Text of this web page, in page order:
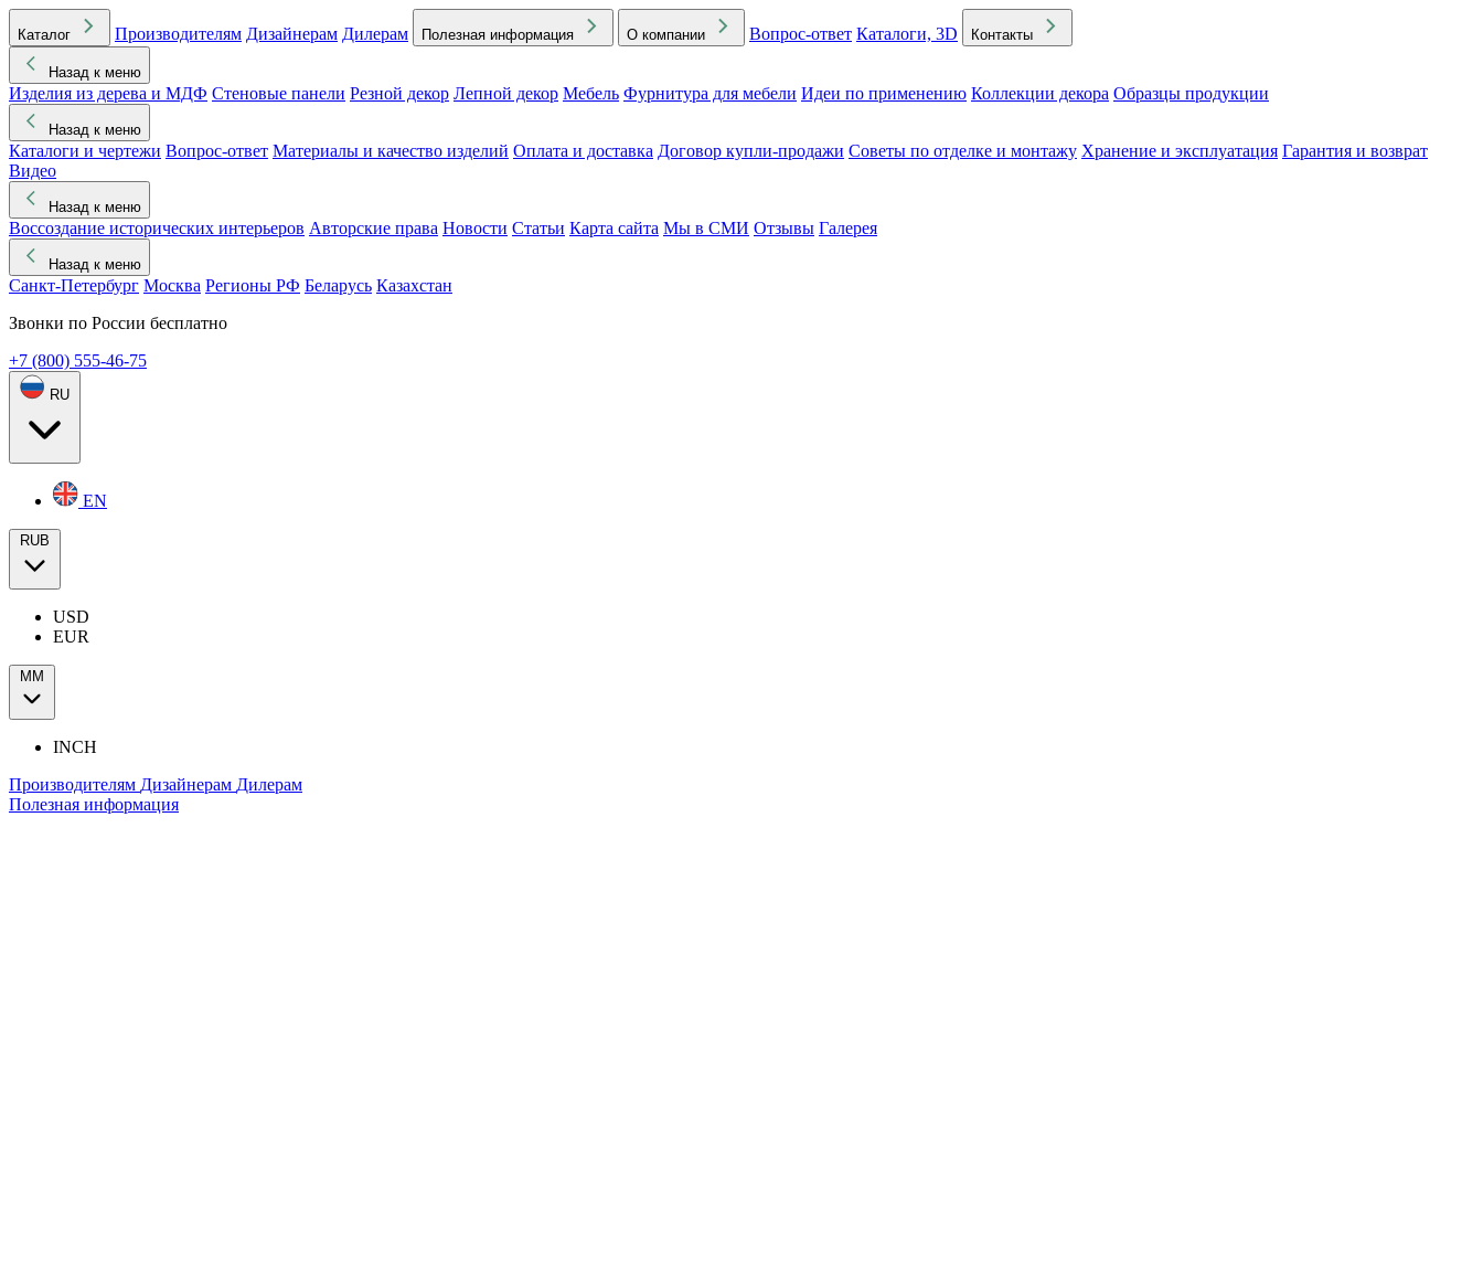
Каталог Производителям Дизайнерам Дилерам Полезная информация О компании Вопрос-ответ Каталоги, 3D Контакты
Назад к меню
Изделия из дерева и МДФ Стеновые панели Резной декор Лепной декор Мебель Фурнитура для мебели Идеи по применению Коллекции декора Образцы продукции
Назад к меню
Каталоги и чертежи Вопрос-ответ Материалы и качество изделий Оплата и доставка Договор купли-продажи Советы по отделке и монтажу Хранение и эксплуатация Гарантия и возврат
Видео
Назад к меню
Воссоздание исторических интерьеров Авторские права Новости Статьи Карта сайта Мы в СМИ Отзывы Галерея
Назад к меню
Санкт-Петербург Москва Регионы РФ Беларусь Казахстан
Звонки по России бесплатно
+7 (800) 555-46-75
RU
EN
RUB
USD
EUR
ММ
INCH
Производителям Дизайнерам Дилерам
Полезная информация